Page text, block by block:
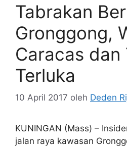
Tabrakan
Gronggong,
Caracas dan
Terluka
10 April 2017 oleh Deden
KUNINGAN (Mass) –
jalan raya kawasan